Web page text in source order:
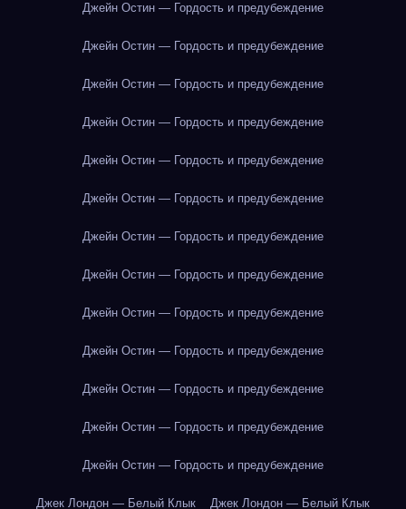
Джейн Остин — Гордость и предубеждение
Джейн Остин — Гордость и предубеждение
Джейн Остин — Гордость и предубеждение
Джейн Остин — Гордость и предубеждение
Джейн Остин — Гордость и предубеждение
Джейн Остин — Гордость и предубеждение
Джейн Остин — Гордость и предубеждение
Джейн Остин — Гордость и предубеждение
Джейн Остин — Гордость и предубеждение
Джейн Остин — Гордость и предубеждение
Джейн Остин — Гордость и предубеждение
Джейн Остин — Гордость и предубеждение
Джейн Остин — Гордость и предубеждение
Джек Лондон — Белый Клык Джек Лондон — Белый Клык